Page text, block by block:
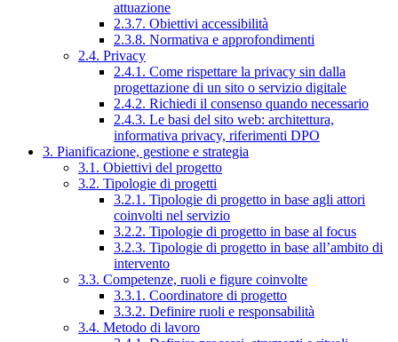
attuazione
2.3.7. Obiettivi accessibilità
2.3.8. Normativa e approfondimenti
2.4. Privacy
2.4.1. Come rispettare la privacy sin dalla
progettazione di un sito o servizio digitale
2.4.2. Richiedi il consenso quando necessario
2.4.3. Le basi del sito web: architettura,
informativa privacy, riferimenti DPO
3. Pianificazione, gestione e strategia
3.1. Obiettivi del progetto
3.2. Tipologie di progetti
3.2.1. Tipologie di progetto in base agli attori
coinvolti nel servizio
3.2.2. Tipologie di progetto in base al focus
3.2.3. Tipologie di progetto in base all’ambito di
intervento
3.3. Competenze, ruoli e figure coinvolte
3.3.1. Coordinatore di progetto
3.3.2. Definire ruoli e responsabilità
3.4. Metodo di lavoro